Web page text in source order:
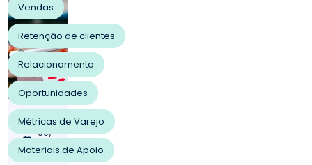
10/
09/
202
Vendas
Retenção de clientes
Relacionamento
Oportunidades
Métricas de Varejo
Materiais de Apoio